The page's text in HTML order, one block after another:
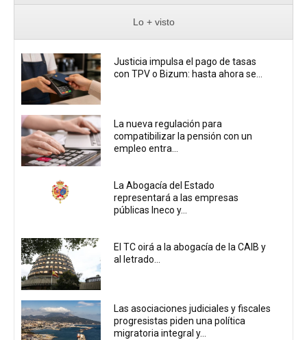
Lo + visto
Justicia impulsa el pago de tasas
con TPV o Bizum: hasta ahora se...
La nueva regulación para
compatibilizar la pensión con un
empleo entra...
La Abogacía del Estado
representará a las empresas
públicas Ineco y...
El TC oirá a la abogacía de la CAIB y
al letrado...
Las asociaciones judiciales y fiscales
progresistas piden una política
migratoria integral y...